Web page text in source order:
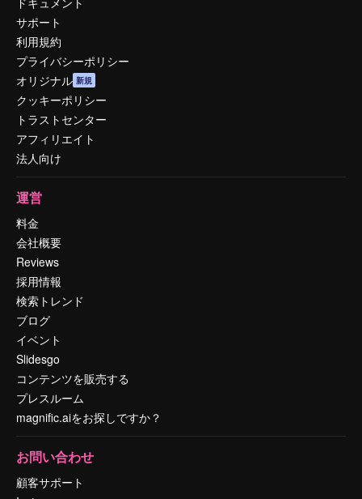
サポート
利用規約
プライバシーポリシー
オリジナル 新規
クッキーポリシー
トラストセンター
アフィリエイト
法人向け
運営
料金
会社概要
Reviews
採用情報
検索トレンド
ブログ
イベント
Slidesgo
コンテンツを販売する
プレスルーム
magnific.aiをお探しですか？
お問い合わせ
顧客サポート